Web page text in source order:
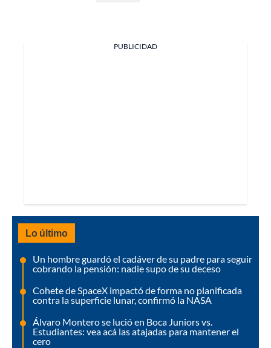
PUBLICIDAD
Lo último
Un hombre guardó el cadáver de su padre para seguir
cobrando la pensión: nadie supo de su deceso
Cohete de SpaceX impactó de forma no planificada
contra la superficie lunar, confirmó la NASA
Álvaro Montero se lució en Boca Juniors vs.
Estudiantes: vea acá las atajadas para mantener el
cero